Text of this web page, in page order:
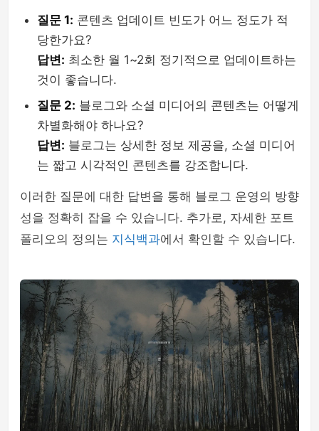
질문 1: 콘텐츠 업데이트 빈도가 어느 정도가 적
당한가요?
답변: 최소한 월 1~2회 정기적으로 업데이트하는
것이 좋습니다.
질문 2: 블로그와 소셜 미디어의 콘텐츠는 어떻게
차별화해야 하나요?
답변: 블로그는 상세한 정보 제공을, 소셜 미디어
는 짧고 시각적인 콘텐츠를 강조합니다.
이러한 질문에 대한 답변을 통해 블로그 운영의 방향
성을 정확히 잡을 수 있습니다. 추가로, 자세한 포트
폴리오의 정의는 지식백과에서 확인할 수 있습니다.